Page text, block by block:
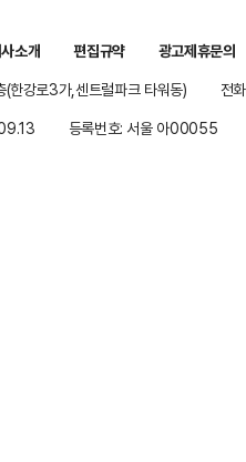
소개 편집규약
광고제휴문의
한강로3가,센트럴파크 타워동)
전
등록번호: 서울 아00055